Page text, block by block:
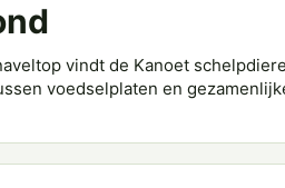
vindt de Kanoet
voedselplaten en